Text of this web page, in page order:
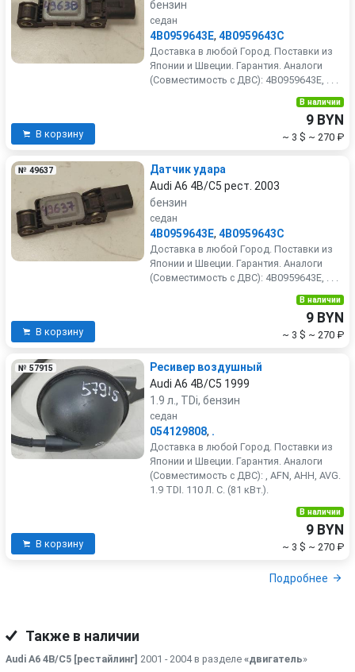
бензин
седан
4B0959643E, 4B0959643C
Доставка в любой Город. Поставки из
Японии и Швеции. Гарантия. Аналоги
(Совместимость с ДВС): 4B0959643E, . . .
В корзину
В наличии
9 BYN
~ 3 $ ~ 270 ₽
№ 49637
Датчик удара
Audi A6 4B/C5 рест. 2003
бензин
седан
4B0959643E, 4B0959643C
Доставка в любой Город. Поставки из
Японии и Швеции. Гарантия. Аналоги
(Совместимость с ДВС): 4B0959643E, . . .
В корзину
В наличии
9 BYN
~ 3 $ ~ 270 ₽
№ 57915
Ресивер воздушный
Audi A6 4B/C5 1999
1.9 л., TDi, бензин
седан
054129808, .
Доставка в любой Город. Поставки из
Японии и Швеции. Гарантия. Аналоги
(Совместимость с ДВС): , AFN, AHH, AVG.
1.9 TDI. 110 Л. С. (81 кВт.).
В корзину
В наличии
9 BYN
~ 3 $ ~ 270 ₽
Подробнее
Также в наличии
Audi A6 4B/C5 [рестайлинг] 2001 - 2004 в разделе «двигатель»